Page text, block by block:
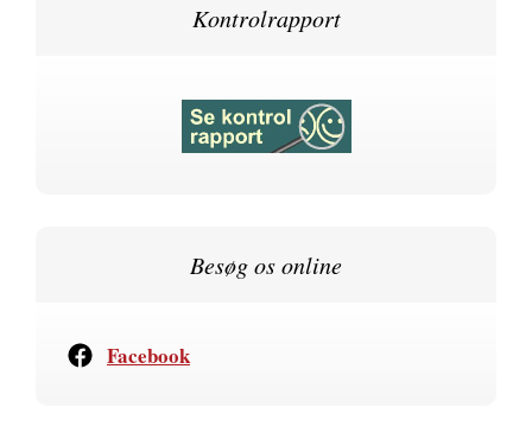
Kontrolrapport
Besøg os online
Facebook